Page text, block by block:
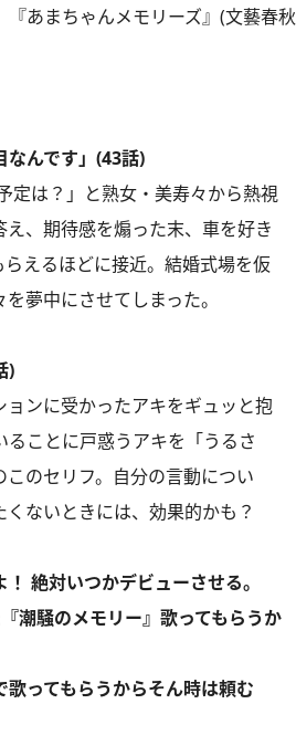
『あまちゃんメモリーズ』(文藝春
なんです」(43話)
定は？」と熟女・美寿々から熱視
、期待感を煽った末、車を好き
えるほどに接近。結婚式場を仮
夢中にさせてしまった。
)
ンに受かったアキをギュッと抱
ることに戸惑うアキを「うるさ
このセリフ。自分の言動につい
ないときには、効果的かも？
！ 絶対いつかデビューさせる。
潮騒のメモリー』歌ってもらうか
ってもらうからそん時は頼む